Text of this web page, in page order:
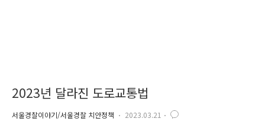
2023년 달라진 도로교통법
서울경찰이야기/서울경찰 치안정책 2023.03.21